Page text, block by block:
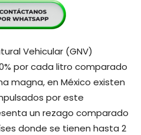
Vehicular (GNV)
por cada litro comparado
magna, en México existen
por este
un rezago comparado
donde se tienen hasta 2